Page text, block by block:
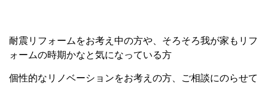
耐震リフォームをお考え中の方や、そろそろ我が家もリフ
ォームの時期かなと気になっている方
個性的なリノベーションをお考えの方、ご相談にのらせて